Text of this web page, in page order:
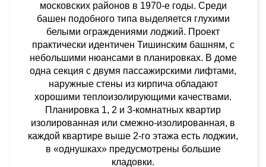
московских районов в 1970-е годы. Среди
башен подобного типа выделяется глухими
белыми ограждениями лоджий. Проект
практически идентичен Тишинским башням, с
небольшими нюансами в планировках. В доме
одна секция с двумя пассажирскими лифтами,
наружные стены из кирпича обладают
хорошими теплоизолирующими качествами.
Планировка 1, 2 и 3-комнатных квартир
изолированная или смежно-изолированная, в
каждой квартире выше 2-го этажа есть лоджии,
в «однушках» предусмотрены большие
кладовки.